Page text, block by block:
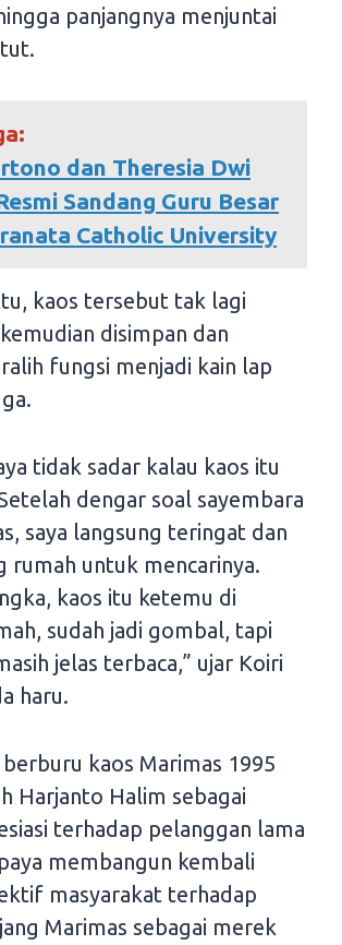
panjangnya menjuntai
dan Theresia Dwi
Sandang Guru Besar
Catholic University
kaos tersebut tak lagi
disimpan dan
fungsi menjadi kain lap
tidak sadar kalau kaos itu
dengar soal sayembara
saya langsung teringat dan
rumah untuk mencarinya.
kaos itu ketemu di
sudah jadi gombal, tapi
jelas terbaca,” ujar Koiri
haru.
kaos Marimas 1995
Harjanto Halim sebagai
terhadap pelanggan lama
membangun kembali
masyarakat terhadap
Marimas sebagai merek